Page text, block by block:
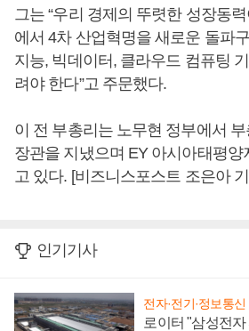
그는 “우리 경제의 뚜렷한 성장동
에서 4차 산업혁명을 새로운 돌파
지능, 빅데이터, 클라우드 컴퓨팅
려야 한다”고 주문했다.
이 전 부총리는 노무현 정부에서
장관을 지냈으며 EY 아시아태평양
고 있다. [비즈니스포스트 조은아
인기기사
전자·전기·정보통신
로이터 "삼성전